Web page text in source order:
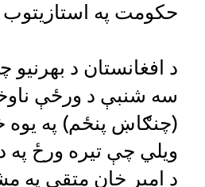
حکومت په
د افغانستان د بهرنیو
(چنګاښ پنځم) په یوه
ویلي چې تیره ورځ
د امیر خان متقي په